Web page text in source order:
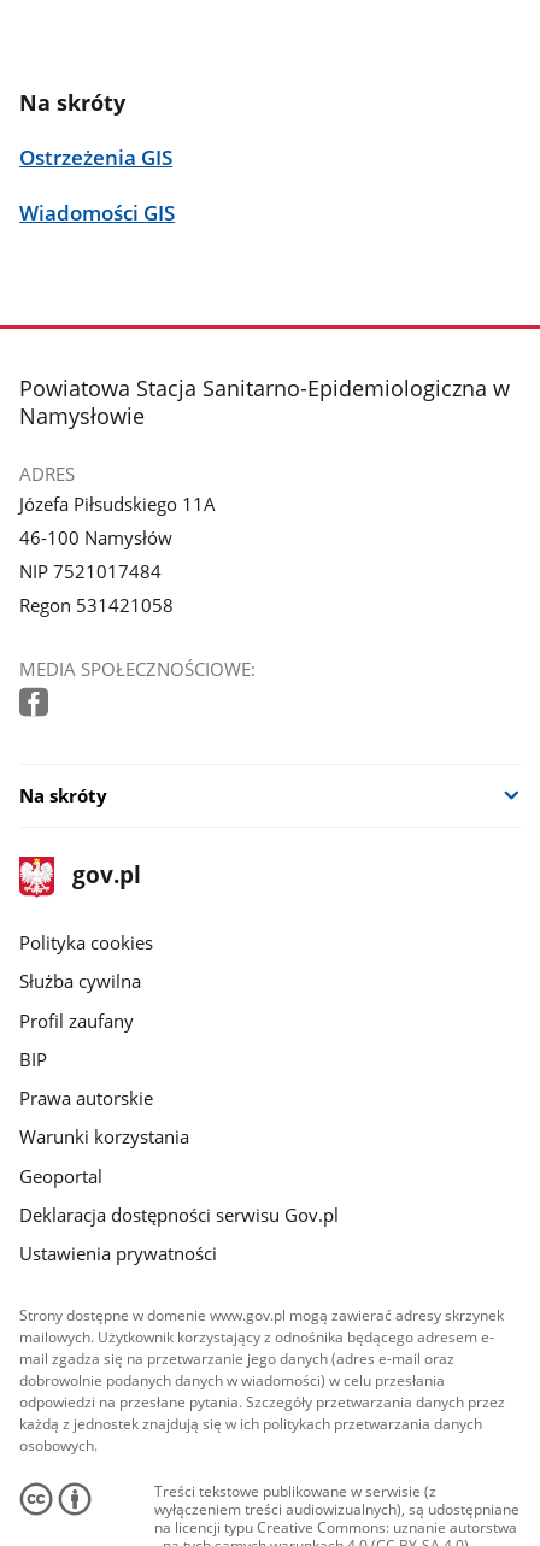
Na skróty
Ostrzeżenia GIS
Wiadomości GIS
stopka
Powiatowa Stacja Sanitarno-Epidemiologiczna w
Namysłowie
ADRES
Józefa Piłsudskiego 11A
46-100 Namysłów
NIP 7521017484
Regon 531421058
MEDIA SPOŁECZNOŚCIOWE:
Na skróty
stopka
gov.pl
Strona
gov.pl
gov.pl
Polityka cookies
Służba cywilna
Profil zaufany
BIP
Prawa autorskie
Warunki korzystania
Geoportal
Deklaracja dostępności serwisu Gov.pl
Ustawienia prywatności
Strony dostępne w domenie www.gov.pl mogą zawierać adresy skrzynek
mailowych. Użytkownik korzystający z odnośnika będącego adresem e-
mail zgadza się na przetwarzanie jego danych (adres e-mail oraz
dobrowolnie podanych danych w wiadomości) w celu przesłania
odpowiedzi na przesłane pytania. Szczegóły przetwarzania danych przez
każdą z jednostek znajdują się w ich politykach przetwarzania danych
osobowych.
Treści tekstowe publikowane w serwisie (z
wyłączeniem treści audiowizualnych), są udostępniane
na licencji typu Creative Commons: uznanie autorstwa